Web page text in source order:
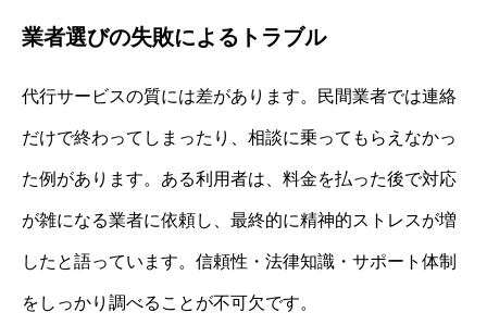
業者選びの失敗によるトラブル
代行サービスの質には差があります。民間業者では連絡
だけで終わってしまったり、相談に乗ってもらえなかっ
た例があります。ある利用者は、料金を払った後で対応
が雑になる業者に依頼し、最終的に精神的ストレスが増
したと語っています。信頼性・法律知識・サポート体制
をしっかり調べることが不可欠です。